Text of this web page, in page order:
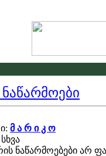
მ ა რ ი კ ო
ნაწარმოებები არ